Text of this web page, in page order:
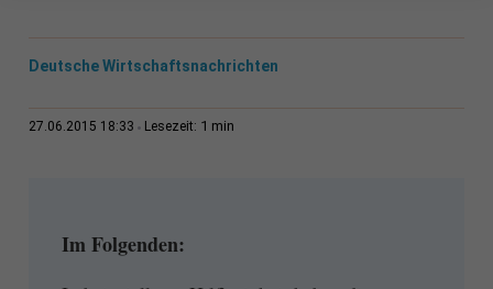
Deutsche Wirtschaftsnachrichten
27.06.2015 18:33 Lesezeit: 1 min
Im Folgenden: